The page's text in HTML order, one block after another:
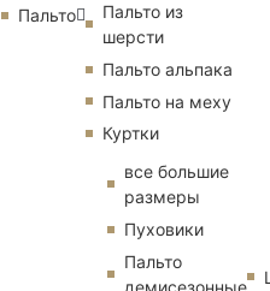
Пальто
Пальто из
шерсти
Пальто альпака
Пальто на меху
Куртки
все большие
размеры
Пуховики
Пальто
демисезонные